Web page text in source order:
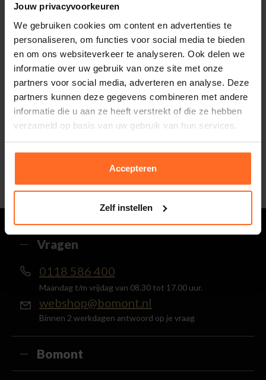
Jouw privacyvoorkeuren
We gebruiken cookies om content en advertenties te
personaliseren, om functies voor social media te bieden
en om ons websiteverkeer te analyseren. Ook delen we
informatie over uw gebruik van onze site met onze
partners voor social media, adverteren en analyse. Deze
partners kunnen deze gegevens combineren met andere
informatie die u aan ze heeft verstrekt of die ze hebben
verzameld op basis van uw gebruik van hun services.
Accepteren
Zelf instellen
Totaalbedrag look
Inclusief BTW
Altijd gratis bezorging
En binnen 1 tot 3 werkdagen door DHL
thuisbezorgd. Bekijk alle informatie over
debezorgtijd.
Klantenbeoordeling 9.5 / 10
Onze klanten beoordelen ons met een 9.5 uit 10
op Kiyoh. Bekijk alle reviews of deel jouw eigen
ervaring met ons.
voor slechts € 4,95 of gratis in onze winkels.
Besteed min. € 100,- binnen een half jaar, bestel
met je account en ontvang 5% van het bedrag
Vragen
0118 586 400
Maandag t/m vrijdag van 08.30 tot 17.00 uur.
webshop@bomont.nl
Binnen 2 werkdagen antwoord op je vraag
Bomont